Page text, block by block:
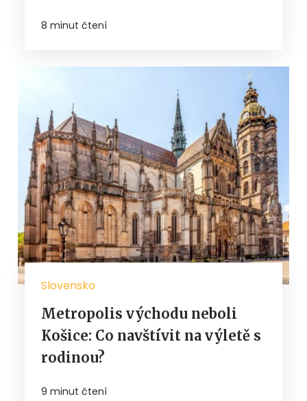
8 minut čtení
Slovensko
Metropolis východu neboli
Košice: Co navštívit na výletě s
rodinou?
9 minut čtení